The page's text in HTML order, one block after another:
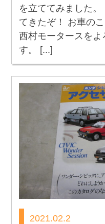
を立ててみました
てきたぞ！ お車の
西村モータースをよ
す。 [...]
2021.02.2